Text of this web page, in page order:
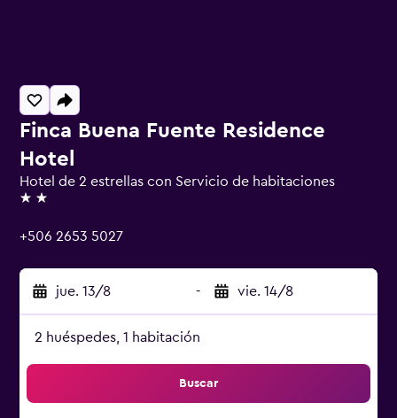
Finca Buena Fuente Residence
Hotel
Hotel de 2 estrellas con Servicio de habitaciones
2 estrellas
+506 2653 5027
jue. 13/8 - vie. 14/8
2 huéspedes, 1 habitación
Buscar